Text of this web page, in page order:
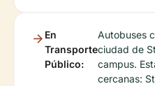
En
Transporte
Público:
Autobuses
ciudad de
campus.
cercanas: